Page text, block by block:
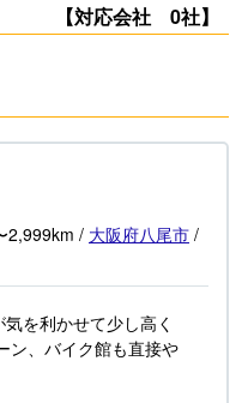
【対応会社 0社】
2,999km / 大阪府八尾市 /
を利かせて少し高く
ン、バイク館も直接や